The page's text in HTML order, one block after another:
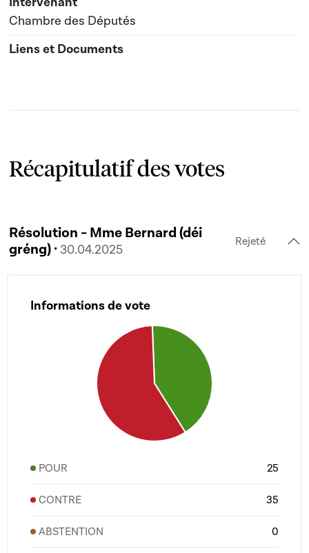
Chambre des Députés
Récapitulatif des votes
Résolution - Mme Bernard (déi
gréng) · 30.04.2025
Rejeté
Informations de vote
POUR 25
CONTRE 35
ABSTENTION 0